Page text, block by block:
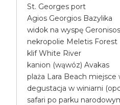
St. Georges port
Agios Georgios Bazylika
widok na wyspę Geronisos
nekropolie Meletis Forest
klif White River
kanion (wąwóz) Avakas
plaża Lara Beach miejsce
degustacja w winiarni
safari po parku